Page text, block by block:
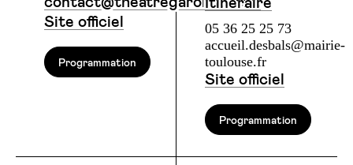
Site officiel
Programmation
Itinéraire
05 36 25 25 73
accueil.desbals@mairie-
toulouse.fr
Site officiel
Programmation